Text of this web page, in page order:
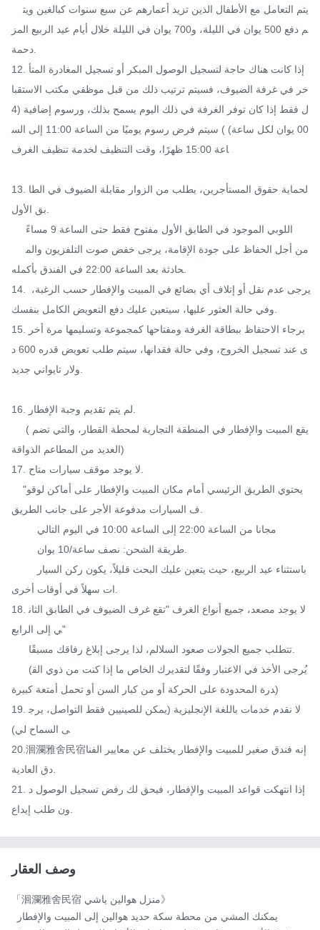
م دفع 500 يوان في الليلة، و700 يوان في الليلة خلال أيام عيد الربيع المز
دحمة.
12. إذا كانت هناك حاجة لتسجيل الوصول المبكر أو تسجيل المغادرة المتأ
خر في غرفة الضيوف، فسيتم ترتيب ذلك من قبل موظفي مكتب الاستقبا
ل فقط إذا كان توفر الغرفة في ذلك اليوم يسمح بذلك، ورسوم إضافية (4
00 يوان لكل ساعة) ) سيتم فرض رسوم يوميًا من الساعة 11:00 إلى الس
اعة 15:00 ظهرًا، وقت التنظيف لخدمة تنظيف الغرف
13. لحماية حقوق المستأجرين، يطلب من الزوار مقابلة الضيوف في الطا
بق الأول.
حادثة بعد الساعة 22:00 في الفندق بأكمله.
14. يرجى عدم نقل أو إتلاف أي بضائع في المبيت والإفطار حسب الرغبة،
وفي حالة العثور عليها، سيتعين عليك دفع التعويض الكامل بنفسك.
15. برجاء الاحتفاظ ببطاقة الغرفة ومفتاحها كمجموعة وتسليمها مرة أخر
ى عند تسجيل الخروج، وفي حالة فقدانها، سيتم طلب تعويض قدره 600 د
ولار تايواني جديد.
16. لم يتم تقديم وجبة الإفطار.
العديد من المطاعم الذواقة)
17. لا يوجد موقف سيارات متاح.
ف السيارات مدفوعة الأجر على جانب الطريق.
ات سهلاً في أوقات أخرى.
18. لا يوجد مصعد، جميع أنواع الغرف "تقع غرف الضيوف في الطابق الثان
ي إلى الرابع"
درة المحدودة على الحركة أو من كبار السن أو تحمل أمتعة كبيرة)
19. لا نقدم خدمات باللغة الإنجليزية (يمكن للصينيين فقط التواصل، يرج
ى السماح لي)
20.洄瀾雅舍民宿إنه فندق صغير للمبيت والإفطار يختلف عن معايير الفنا
دق العادية.
21. إذا انتهكت قواعد المبيت والإفطار، فيحق لك رفض تسجيل الوصول د
وصف العقار
「洄瀾雅舍民宿 منزل هوالين ياشي》